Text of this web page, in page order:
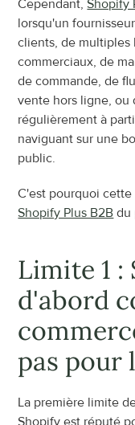
Cependant, Shopify
lorsqu'un
clients, de multiples
commerciaux, de
de commande, de
vente hors ligne, ou
régulièrement à
naviguant sur une
public.
Shopify Plus B2B du
Limite 1 :
d'abord
pas pour
La première limite
Shopify est réputé